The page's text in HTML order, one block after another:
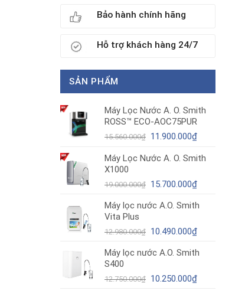
Bảo hành chính hãng
Hỗ trợ khách hàng 24/7
SẢN PHẨM
Máy Lọc Nước A. O. Smith
ROSS™ ECO-AOC75PUR
15.560.000₫ Giá
là:
11.900.000₫Giá
tại
11.900.000₫.
Máy Lọc Nước A. O. Smith
X1000
19.000.000₫ Giá
là:
15.700.000₫Giá
tại
15.700.000₫.
Máy lọc nước A.O. Smith
Vita Plus
12.980.000₫ Giá
là:
10.490.000₫Giá
tại
10.490.000₫.
Máy lọc nước A.O. Smith
S400
12.750.000₫ Giá
10.250.000₫Giá